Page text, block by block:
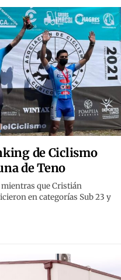
de Ciclismo
de Teno
que Cristián
en categorías Sub 23 y